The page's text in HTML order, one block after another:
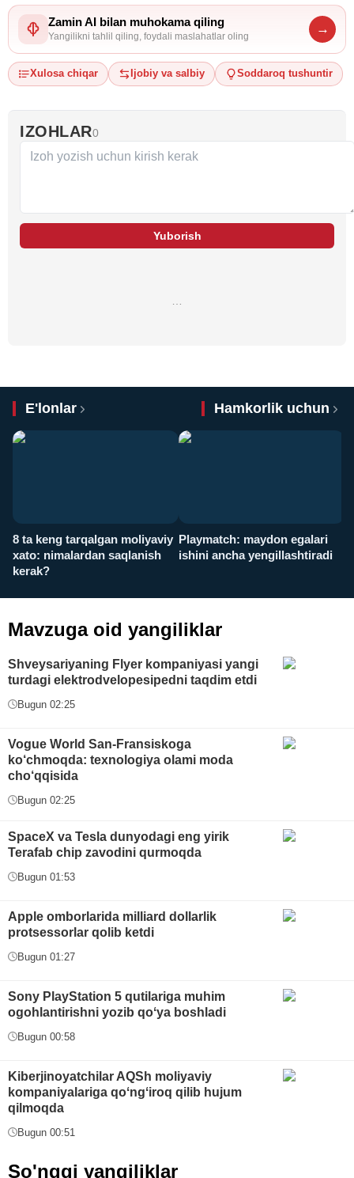
Zamin AI bilan muhokama qiling
Yangilikni tahlil qiling, foydali maslahatlar oling
→
Xulosa chiqar Ijobiy va salbiy Soddaroq tushuntir
IZOHLAR0
Yuborish
E'lonlar Hamkorlik uchun
8 ta keng tarqalgan moliyaviy
xato: nimalardan saqlanish
kerak?
Playmatch: maydon egalari
ishini ancha yengillashtiradi
Mavzuga oid yangiliklar
Shveysariyaning Flyer kompaniyasi yangi
turdagi elektrodvelopesipedni taqdim etdi
Bugun 02:25
Vogue World San-Fransiskoga
ko‘chmoqda: texnologiya olami moda
cho‘qqisida
Bugun 02:25
SpaceX va Tesla dunyodagi eng yirik
Terafab chip zavodini qurmoqda
Bugun 01:53
Apple omborlarida milliard dollarlik
protsessorlar qolib ketdi
Bugun 01:27
Sony PlayStation 5 qutilariga muhim
ogohlantirishni yozib qoʻya boshladi
Bugun 00:58
Kiberjinoyatchilar AQSh moliyaviy
kompaniyalariga qoʻngʻiroq qilib hujum
qilmoqda
Bugun 00:51
So'nggi yangiliklar